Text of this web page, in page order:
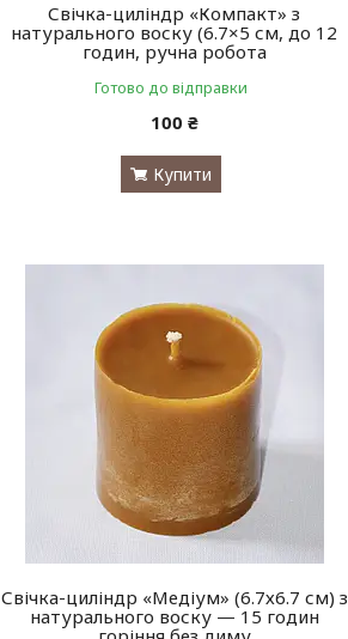
Свічка-циліндр «Компакт» з
натурального воску (6.7×5 см, до 12
годин, ручна робота
Готово до відправки
100 ₴
Купити
Свічка-циліндр «Медіум» (6.7х6.7 см) з
натурального воску — 15 годин